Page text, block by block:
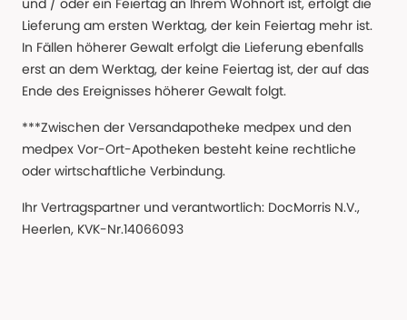
und / oder ein Feiertag an Ihrem Wohnort ist, erfolgt die
Lieferung am ersten Werktag, der kein Feiertag mehr ist.
In Fällen höherer Gewalt erfolgt die Lieferung ebenfalls
erst an dem Werktag, der keine Feiertag ist, der auf das
Ende des Ereignisses höherer Gewalt folgt.
***Zwischen der Versandapotheke medpex und den
medpex Vor-Ort-Apotheken besteht keine rechtliche
oder wirtschaftliche Verbindung.
Ihr Vertragspartner und verantwortlich: DocMorris N.V.,
Heerlen, KVK-Nr.14066093